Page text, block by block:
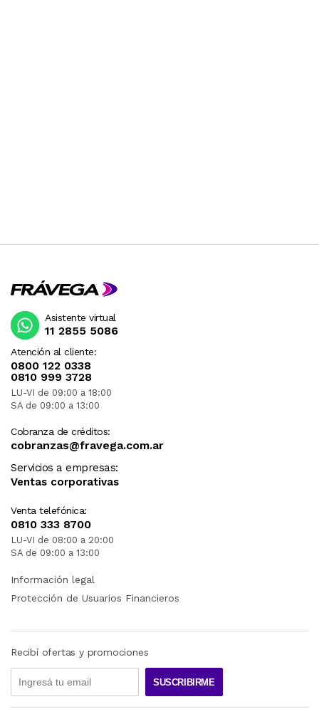
Atención al cliente:
0800 122 0338
0810 999 3728
LU-VI de 09:00 a 18:00
SA de 09:00 a 13:00
Cobranza de créditos:
cobranzas@fravega.com.ar
Servicios a empresas:
Ventas corporativas
Venta telefónica:
0810 333 8700
LU-VI de 08:00 a 20:00
SA de 09:00 a 13:00
Asistente virtual
11 2855 5086
Información legal
Protección de Usuarios Financieros
Recibí ofertas y promociones
SUSCRIBIRME